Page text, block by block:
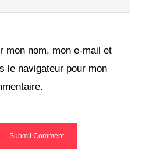
mon nom, mon e-mail et
le navigateur pour mon